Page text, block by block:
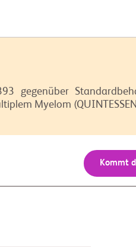
gegenüber
Myelom
Kommt